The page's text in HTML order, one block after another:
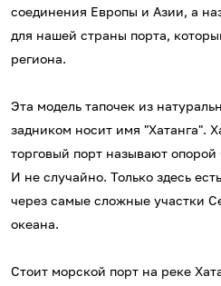
соединения Европы и Азии, а
для нашей страны порта,
региона.
Эта модель тапочек из
задником носит имя "Хатанга".
торговый порт называют
И не случайно. Только здесь
через самые сложные участки
океана.
Стоит морской порт на реке